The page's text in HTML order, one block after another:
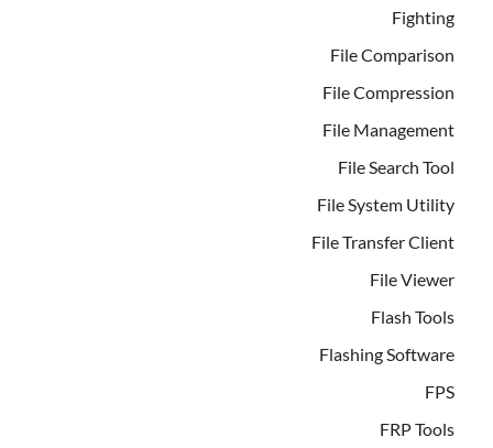
Fighting
File Comparison
File Compression
File Management
File Search Tool
File System Utility
File Transfer Client
File Viewer
Flash Tools
Flashing Software
FPS
FRP Tools